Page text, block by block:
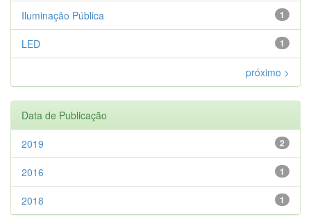
1
Iluminação Pública
1
LED
próximo >
Data de Publicação
2
2019
1
2016
1
2018